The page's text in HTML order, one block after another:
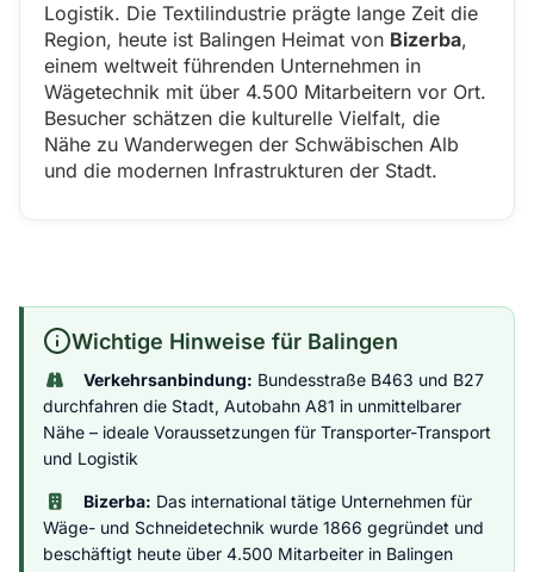
Logistik. Die Textilindustrie prägte lange Zeit die
Region, heute ist Balingen Heimat von Bizerba,
einem weltweit führenden Unternehmen in
Wägetechnik mit über 4.500 Mitarbeitern vor Ort.
Besucher schätzen die kulturelle Vielfalt, die
Nähe zu Wanderwegen der Schwäbischen Alb
und die modernen Infrastrukturen der Stadt.
Wichtige Hinweise für Balingen
Verkehrsanbindung: Bundesstraße B463 und B27
durchfahren die Stadt, Autobahn A81 in unmittelbarer
Nähe – ideale Voraussetzungen für Transporter-Transport
und Logistik
Bizerba: Das international tätige Unternehmen für
Wäge- und Schneidetechnik wurde 1866 gegründet und
beschäftigt heute über 4.500 Mitarbeiter in Balingen